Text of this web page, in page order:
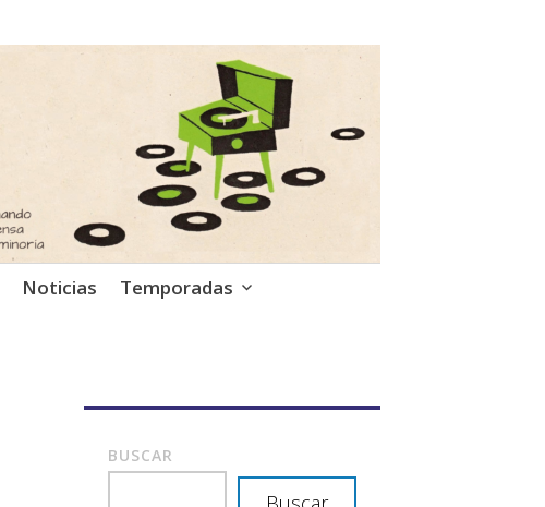
Noticias Temporadas
BUSCAR